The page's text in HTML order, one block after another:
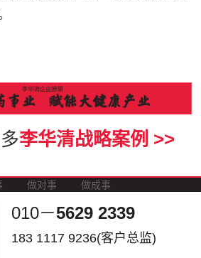
李华清战略案例 >>
做对事 做成事
010－5629 2339
183 1117 9236(客户总监)